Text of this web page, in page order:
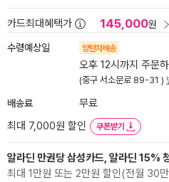
카드최대혜택가 145,000원
수령예상일 양탄자배송
오후 12시까지 주문
(중구 서소문로 89-31 )
배송료
무료
최대 7,000원 할인
쿠폰받기
알라딘 만권당 삼성카드, 알라딘 15%
최대 1만원 또는 2만원 할인(전월 30